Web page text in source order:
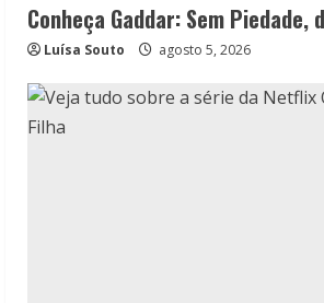
Conheça Gaddar: Sem Piedade,
Luísa Souto agosto 5, 2026